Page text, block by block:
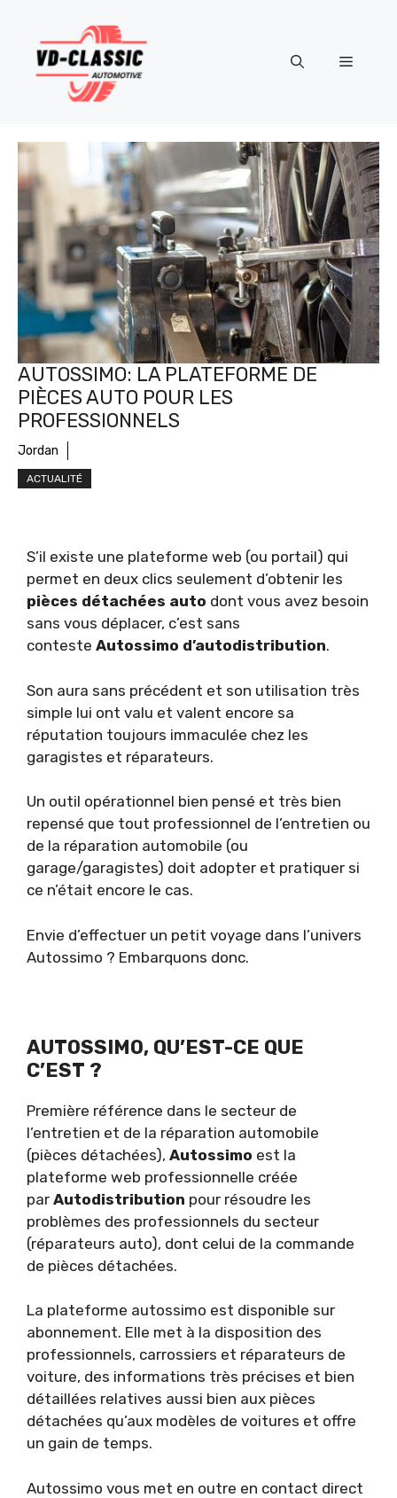
contenu
Menu
AUTOSSIMO: LA PLATEFORME DE
PIÈCES AUTO POUR LES
PROFESSIONNELS
Jordan
ACTUALITÉ
S’il existe une plateforme web (ou portail) qui
permet en deux clics seulement d’obtenir les
pièces détachées auto dont vous avez besoin
sans vous déplacer, c’est sans
conteste Autossimo d’autodistribution.
Son aura sans précédent et son utilisation très
simple lui ont valu et valent encore sa
réputation toujours immaculée chez les
garagistes et réparateurs.
Un outil opérationnel bien pensé et très bien
repensé que tout professionnel de l’entretien ou
de la réparation automobile (ou
garage/garagistes) doit adopter et pratiquer si
ce n’était encore le cas.
Envie d’effectuer un petit voyage dans l’univers
Autossimo ? Embarquons donc.
AUTOSSIMO, QU’EST-CE QUE
C’EST ?
Première référence dans le secteur de
l’entretien et de la réparation automobile
(pièces détachées), Autossimo est la
plateforme web professionnelle créée
par Autodistribution pour résoudre les
problèmes des professionnels du secteur
(réparateurs auto), dont celui de la commande
de pièces détachées.
La plateforme autossimo est disponible sur
abonnement. Elle met à la disposition des
professionnels, carrossiers et réparateurs de
voiture, des informations très précises et bien
détaillées relatives aussi bien aux pièces
détachées qu’aux modèles de voitures et offre
un gain de temps.
Autossimo vous met en outre en contact direct